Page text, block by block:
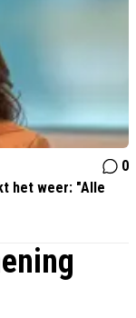
0
het weer: "Alle